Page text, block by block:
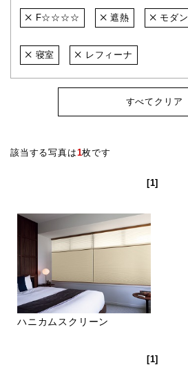
F☆☆☆☆ 遮熱 モダン
寝室 レフィーナ
すべてクリア
該当する写真は1枚です
[1]
ハニカムスクリーン
[1]